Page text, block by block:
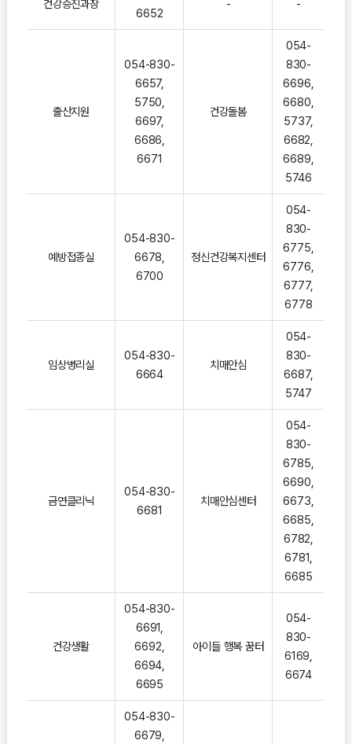
건강증진과장
6652
- -
출산지원
054-830-
6657,
5750,
6697,
6686,
6671
건강돌봄
054-
830-
6696,
6680,
5737,
6682,
6689,
5746
예방접종실
054-830-
6678,
6700
정신건강복지센터
054-
830-
6775,
6776,
6777,
6778
임상병리실
054-830-
6664
치매안심
054-
830-
6687,
5747
금연클리닉
054-830-
6681
치매안심센터
054-
830-
6785,
6690,
6673,
6685,
6782,
6781,
6685
건강생활
054-830-
6691,
6692,
6694,
6695
아이들 행복 꿈터
054-
830-
6169,
6674
054-830-
6679,